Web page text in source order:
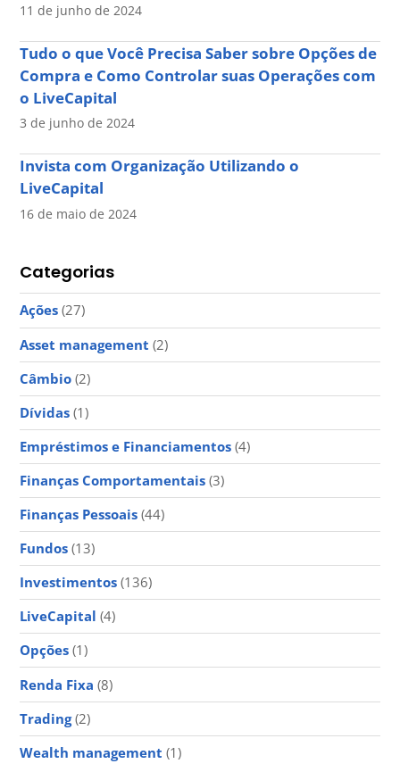
11 de junho de 2024
Tudo o que Você Precisa Saber sobre Opções de
Compra e Como Controlar suas Operações com
o LiveCapital
3 de junho de 2024
Invista com Organização Utilizando o
LiveCapital
16 de maio de 2024
Categorias
Ações (27)
Asset management (2)
Câmbio (2)
Dívidas (1)
Empréstimos e Financiamentos (4)
Finanças Comportamentais (3)
Finanças Pessoais (44)
Fundos (13)
Investimentos (136)
LiveCapital (4)
Opções (1)
Renda Fixa (8)
Trading(2)
Wealth management (1)